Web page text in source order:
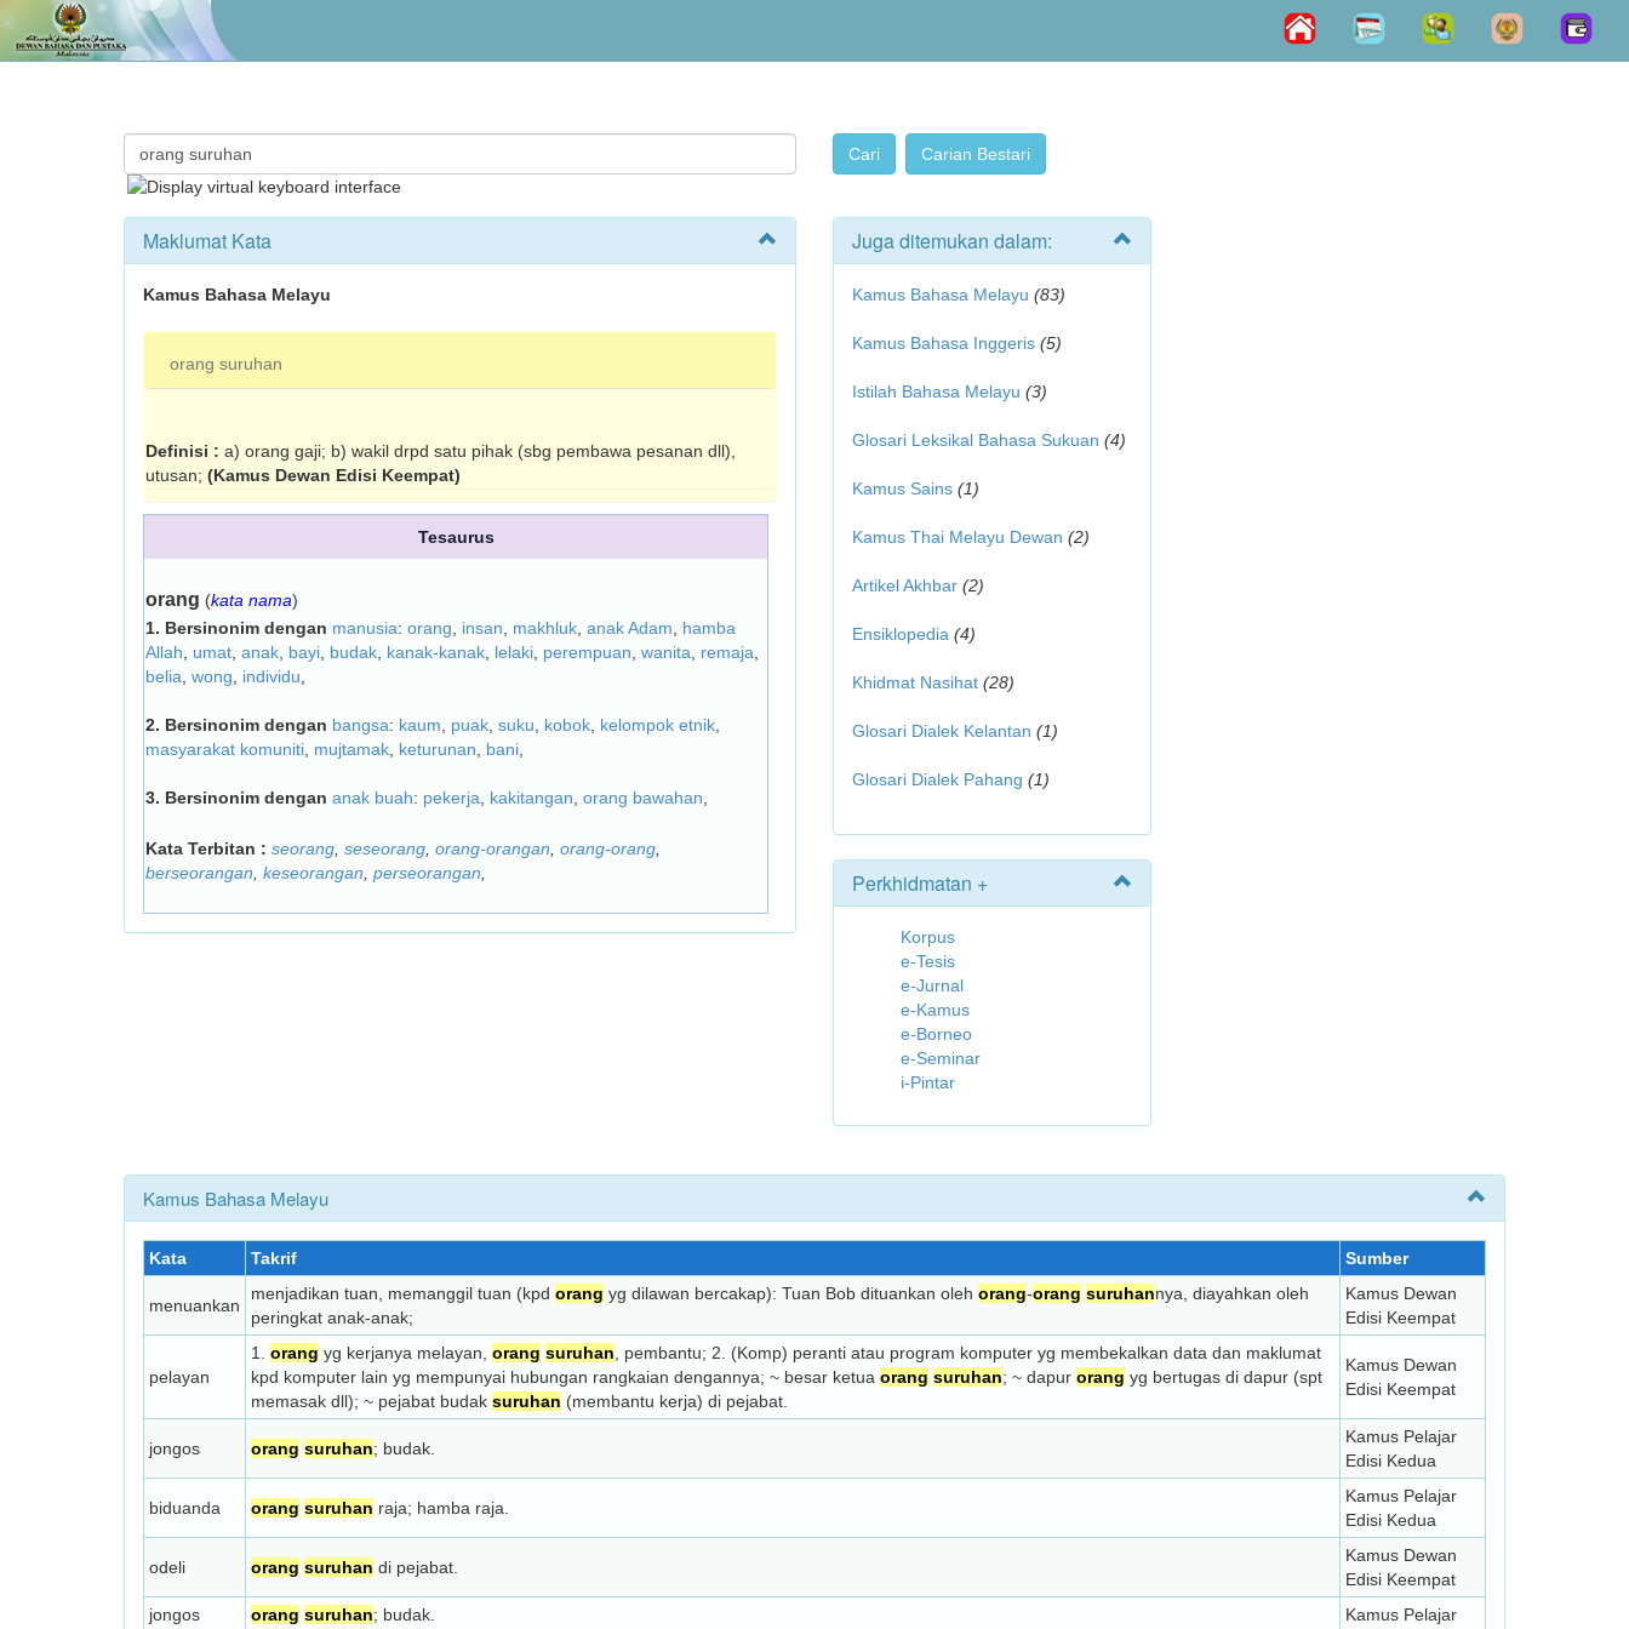
Maklumat Kata
Kamus Bahasa Melayu
orang suruhan
Definisi : a) orang gaji; b) wakil drpd satu pihak (sbg pembawa pesanan dll),
utusan; (Kamus Dewan Edisi Keempat)
Tesaurus
orang (kata nama)
1. Bersinonim dengan manusia: orang insan makhluk anak Adam
hamba
Allah
umat anak bayi budak kanak-kanak lelaki perempuan wanita remaja
belia wong individu
2. Bersinonim dengan bangsa: kaum puak suku kobok kelompok etnik
masyarakat komuniti mujtamak keturunan bani
3. Bersinonim dengan anak buah: pekerja kakitangan orang bawahan
Kata Terbitan : seorang seseorang orang-orangan orang-orang
berseorangan keseorangan perseorangan
Juga ditemukan dalam:
Kamus Bahasa Melayu (83)
Kamus Bahasa Inggeris (5)
Istilah Bahasa Melayu (3)
Glosari Leksikal Bahasa Sukuan (4)
Kamus Sains (1)
Kamus Thai Melayu Dewan (2)
Artikel Akhbar (2)
Ensiklopedia (4)
Khidmat Nasihat (28)
Glosari Dialek Kelantan (1)
Glosari Dialek Pahang (1)
Perkhidmatan +
Korpus
e-Tesis
e-Jurnal
e-Kamus
e-Borneo
e-Seminar
i-Pintar
Kamus Bahasa Melayu
Kata Takrif Sumber
menuankan
menjadikan tuan, memanggil tuan (kpd orang yg dilawan bercakap): Tuan Bob dituankan oleh orang-orang suruhan­nya, diayahkan oleh
peringkat anak-anak;
Kamus Dewan
Edisi Keempat
pelayan
1. orang yg kerjanya melayan, orang suruhan , pembantu; 2. (Komp) peranti atau program komputer yg membekalkan data dan maklumat
kpd komputer lain yg mempunyai hubungan rangkaian dengannya; ~ besar ketua orang suruhan; ~ dapur orang yg bertugas di dapur (spt
memasak dll); ~ pejabat budak suruhan (membantu kerja) di pejabat.
Kamus Dewan
Edisi Keempat
jongos orang suruhan; budak.
Kamus Pelajar
Edisi Kedua
biduanda orang suruhan raja; hamba raja.
Kamus Pelajar
Edisi Kedua
odeli orang suruhan di pejabat.
Kamus Dewan
Edisi Keempat
jongos
orang suruhan; budak. Kamus Pelajar